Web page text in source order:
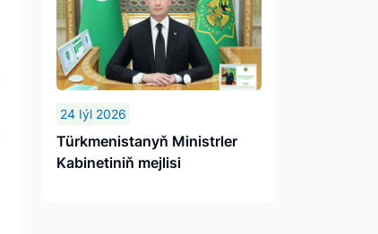
24 Iýl 2026
Türkmenistanyň Ministrler
Kabinetiniň mejlisi